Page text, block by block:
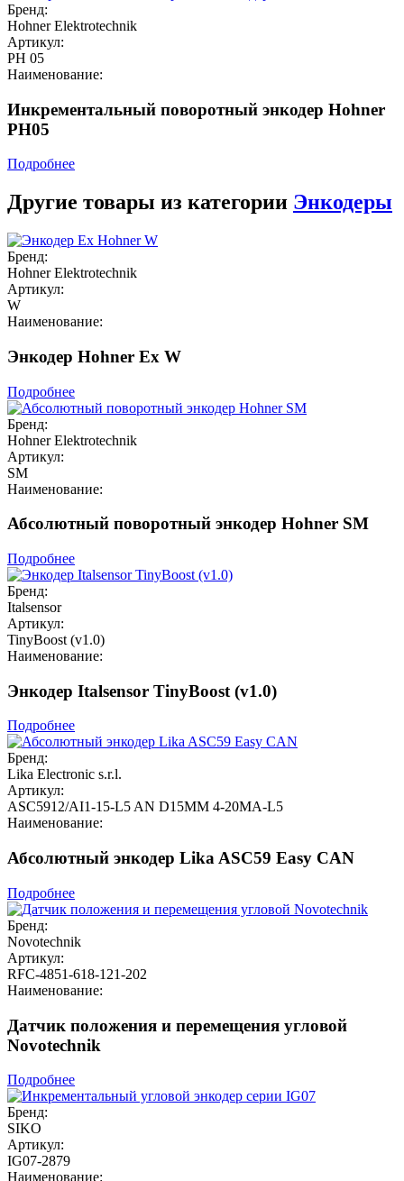
Бренд:
Hohner Elektrotechnik
Артикул:
PH 05
Наименование:
Инкрементальный поворотный энкодер Hohner
PH05
Подробнее
Другие товары из категории Энкодеры
Бренд:
Hohner Elektrotechnik
Артикул:
W
Наименование:
Энкодер Hohner Ex W
Подробнее
Бренд:
Hohner Elektrotechnik
Артикул:
SM
Наименование:
Абсолютный поворотный энкодер Hohner SM
Подробнее
Бренд:
Italsensor
Артикул:
TinyBoost (v1.0)
Наименование:
Энкодер Italsensor TinyBoost (v1.0)
Подробнее
Бренд:
Lika Electronic s.r.l.
Артикул:
ASC5912/AI1-15-L5 AN D15MM 4-20MA-L5
Наименование:
Абсолютный энкодер Lika ASC59 Easy CAN
Подробнее
Бренд:
Novotechnik
Артикул:
RFC-4851-618-121-202
Наименование:
Датчик положения и перемещения угловой
Novotechnik
Подробнее
Бренд:
SIKO
Артикул:
IG07-2879
Наименование: